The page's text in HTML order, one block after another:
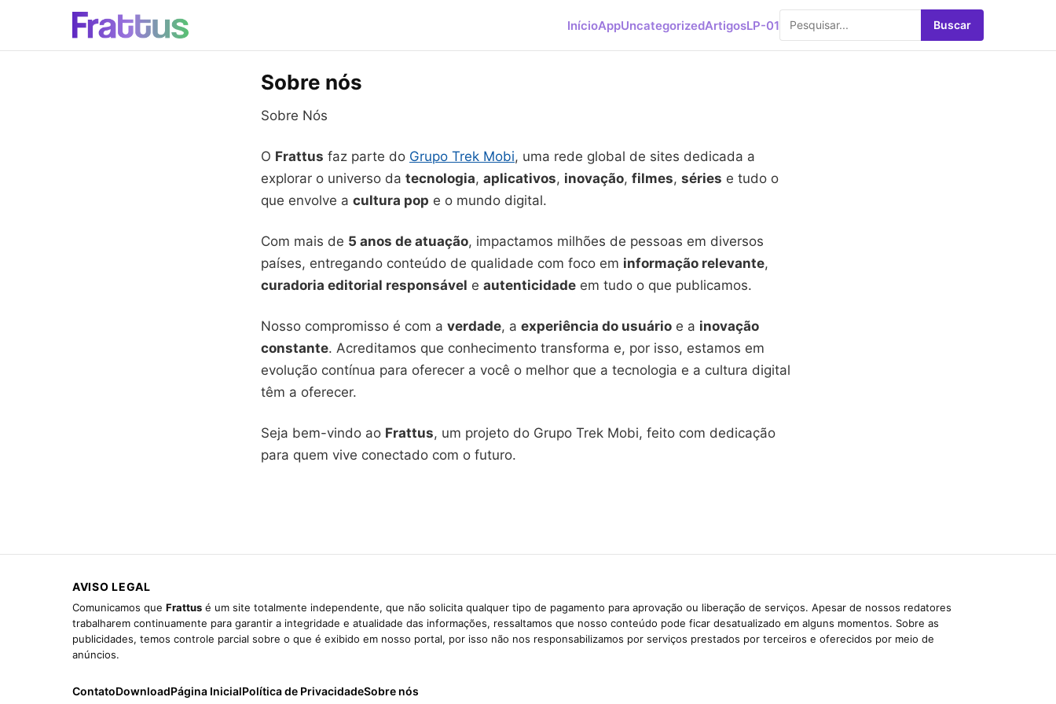
InícioAppUncategorizedArtigosLP-01 Buscar
Sobre nós
Sobre Nós
O Frattus faz parte do Grupo Trek Mobi, uma rede global de sites dedicada a
explorar o universo da tecnologia, aplicativos, inovação, filmes, séries e tudo o
que envolve a cultura pop e o mundo digital.
Com mais de 5 anos de atuação, impactamos milhões de pessoas em diversos
países, entregando conteúdo de qualidade com foco em informação relevante,
curadoria editorial responsável e autenticidade em tudo o que publicamos.
Nosso compromisso é com a verdade, a experiência do usuário e a inovação
constante. Acreditamos que conhecimento transforma e, por isso, estamos em
evolução contínua para oferecer a você o melhor que a tecnologia e a cultura digital
têm a oferecer.
Seja bem-vindo ao Frattus, um projeto do Grupo Trek Mobi, feito com dedicação
para quem vive conectado com o futuro.
AVISO LEGAL
Comunicamos que Frattus é um site totalmente independente, que não solicita qualquer tipo de pagamento para aprovação ou liberação de serviços. Apesar de nossos redatores
trabalharem continuamente para garantir a integridade e atualidade das informações, ressaltamos que nosso conteúdo pode ficar desatualizado em alguns momentos. Sobre as
publicidades, temos controle parcial sobre o que é exibido em nosso portal, por isso não nos responsabilizamos por serviços prestados por terceiros e oferecidos por meio de
anúncios.
ContatoDownloadPágina InicialPolítica de PrivacidadeSobre nós